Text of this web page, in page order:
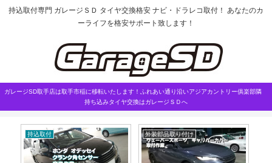
持込取付専門 ガレージＳＤ タイヤ交換格安 ナビ・ドラレコ取付！ あなたのカ
ーライフを格安サポート致します！
ガレージSD取手店は取手市稲に移転いたします！ふれあい通り沿いアジアカントリー俱楽部隣
持ち込みタイヤ交換はガレージＳＤへ
持込取付 外装部品取り付け